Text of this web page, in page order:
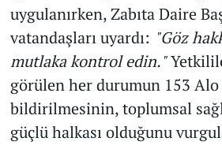
uygulanırken, Zabıta Daire
vatandaşları uyardı: "Göz
mutlaka kontrol edin."
görülen her durumun 153 Alo
bildirilmesinin, toplumsal
güçlü halkası olduğunu